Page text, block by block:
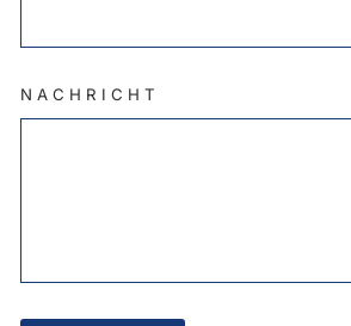
NACHRICHT